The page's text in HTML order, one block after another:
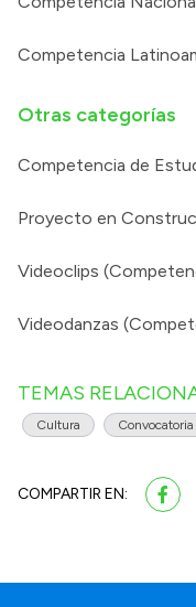
Competencia
Otras categorías
Competencia de
Proyecto en
Videoclips
Videodanzas
TEMAS
Cultura Convocatoria
COMPARTIR EN: